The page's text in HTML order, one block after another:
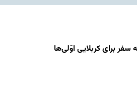
برای کربلایی اوّلی‌ها